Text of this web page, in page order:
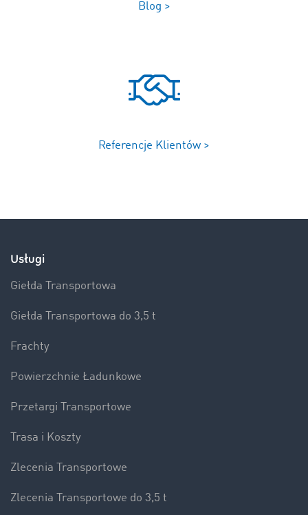
Blog >
Referencje Klientów >
Usługi
Giełda Transportowa
Giełda Transportowa do 3,5 t
Frachty
Powierzchnie Ładunkowe
Przetargi Transportowe
Trasa i Koszty
Zlecenia Transportowe
Zlecenia Transportowe do 3,5 t